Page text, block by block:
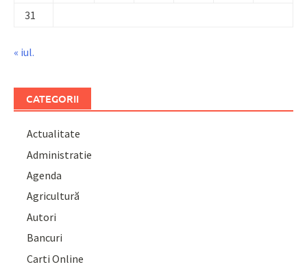
31
« iul.
CATEGORII
Actualitate
Administratie
Agenda
Agricultură
Autori
Bancuri
Carti Online